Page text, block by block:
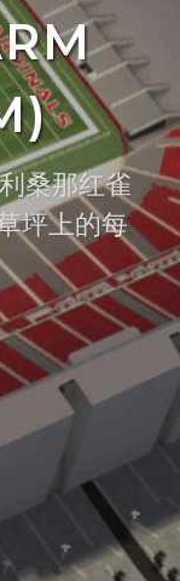
桑那红雀
坪上的每